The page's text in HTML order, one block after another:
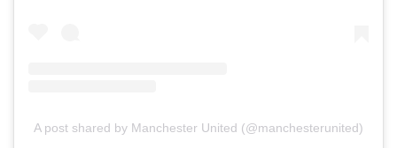
A post shared by Manchester United (@manchesterunited)